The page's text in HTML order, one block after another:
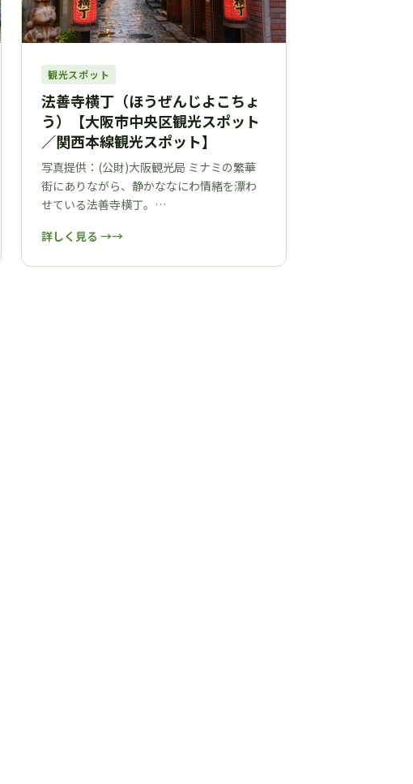
観光スポット
法善寺横丁（ほうぜんじよこちょ
う）【大阪市中央区観光スポット
／関西本線観光スポット】
写真提供：(公財)大阪観光局 ミナミの繁華
街にありながら、静かななにわ情緒を漂わ
せている法善寺横丁。…
詳しく見る →